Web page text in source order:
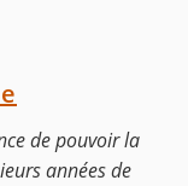
de pouvoir la
années de